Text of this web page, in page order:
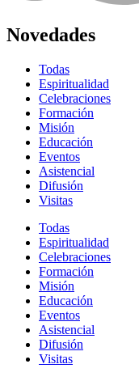
Novedades
Todas
Espiritualidad
Celebraciones
Formación
Misión
Educación
Eventos
Asistencial
Difusión
Visitas
Todas
Espiritualidad
Celebraciones
Formación
Misión
Educación
Eventos
Asistencial
Difusión
Visitas